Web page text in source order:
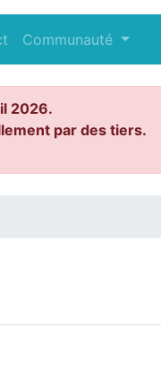
Communauté
2026.
par des tiers.